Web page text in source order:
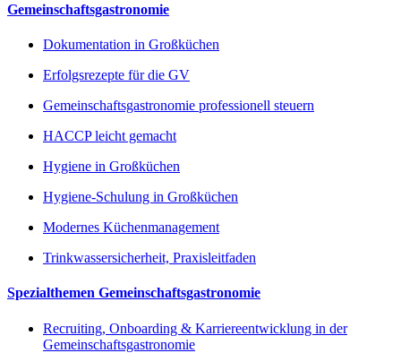
Gemeinschaftsgastronomie
Dokumentation in Großküchen
Erfolgsrezepte für die GV
Gemeinschaftsgastronomie professionell steuern
HACCP leicht gemacht
Hygiene in Großküchen
Hygiene-Schulung in Großküchen
Modernes Küchenmanagement
Trinkwassersicherheit, Praxisleitfaden
Spezialthemen Gemeinschaftsgastronomie
Recruiting, Onboarding & Karriereentwicklung in der
Gemeinschaftsgastronomie